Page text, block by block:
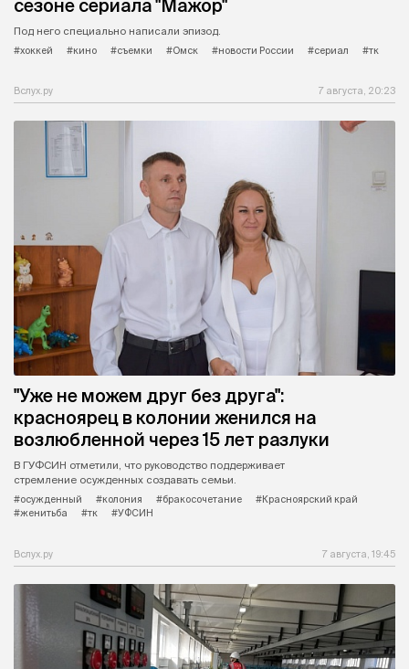
сезоне сериала "Мажор"
Под него специально написали эпизод.
#хоккей
#кино #съемки #Омск #новости России #сериал #тк
Вслух.ру 7 августа, 20:23
"Уже не можем друг без друга":
красноярец в колонии женился на
возлюбленной через 15 лет разлуки
В ГУФСИН отметили, что руководство поддерживает
стремление осужденных создавать семьи.
#осужденный
#колония #бракосочетание
#Красноярский край
#женитьба
#тк #УФСИН
Вслух.ру 7 августа, 19:45